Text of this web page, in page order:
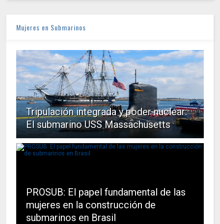
Mujeres en Submarinos
Tripulación integrada y poder nuclear:
El submarino USS Massachusetts
PROSUB: El papel fundamental de las
mujeres en la construcción de
submarinos en Brasil